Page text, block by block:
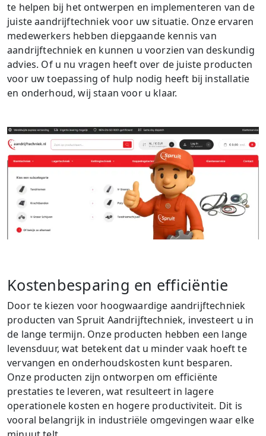
te helpen bij het ontwerpen en implementeren van de
juiste aandrijftechniek voor uw situatie. Onze ervaren
medewerkers hebben diepgaande kennis van
aandrijftechniek en kunnen u voorzien van deskundig
advies. Of u nu vragen heeft over de juiste producten
voor uw toepassing of hulp nodig heeft bij installatie
en onderhoud, wij staan voor u klaar.
Kostenbesparing en efficiëntie
Door te kiezen voor hoogwaardige aandrijftechniek
producten van Spruit Aandrijftechniek, investeert u in
de lange termijn. Onze producten hebben een lange
levensduur, wat betekent dat u minder vaak hoeft te
vervangen en onderhoudskosten kunt besparen.
Onze producten zijn ontworpen om efficiënte
prestaties te leveren, wat resulteert in lagere
operationele kosten en hogere productiviteit. Dit is
vooral belangrijk in industriële omgevingen waar elke